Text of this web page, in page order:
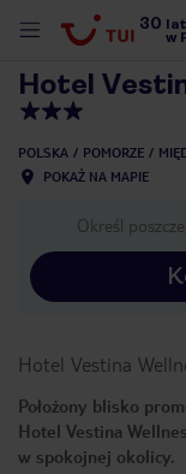
30 lat
w
Hotel
POLSKA POMORZE
POKAŻ NA MAPIE
Określ
Hotel Vestina
Położony blisko
Hotel Vestina
w spokojnej okolicy.